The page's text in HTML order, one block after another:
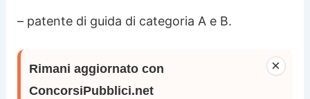
– patente di guida di categoria A e B.
×
Rimani aggiornato con
ConcorsiPubblici.net